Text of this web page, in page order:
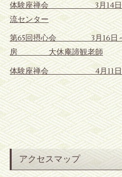
体験座禅会 3月14
流センター
第65回摂心会 3月16日
房 大休庵諦観老師
体験座禅会 4月
アクセスマップ